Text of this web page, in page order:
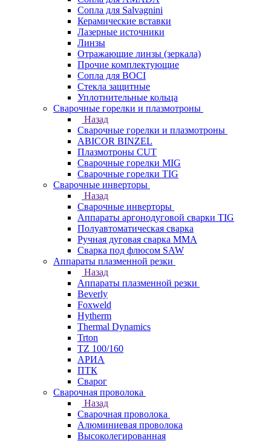
Сопла для Salvagnini
Керамические вставки
Лазерные источники
Линзы
Отражающие линзы (зеркала)
Прочие комплектующие
Сопла для BOCI
Стекла защитные
Уплотнительные кольца
Сварочные горелки и плазмотроны
Назад
Сварочные горелки и плазмотроны
ABICOR BINZEL
Плазмотроны CUT
Сварочные горелки MIG
Сварочные горелки TIG
Сварочные инверторы
Назад
Сварочные инверторы
Аппараты аргонодуговой сварки TIG
Полуавтоматическая сварка
Ручная дуговая сварка MMA
Сварка под флюсом SAW
Аппараты плазменной резки
Назад
Аппараты плазменной резки
Beverly
Foxweld
Hytherm
Thermal Dynamics
Trton
TZ 100/160
АРИА
ПТК
Сварог
Сварочная проволока
Назад
Сварочная проволока
Алюминиевая проволока
Высоколегированная